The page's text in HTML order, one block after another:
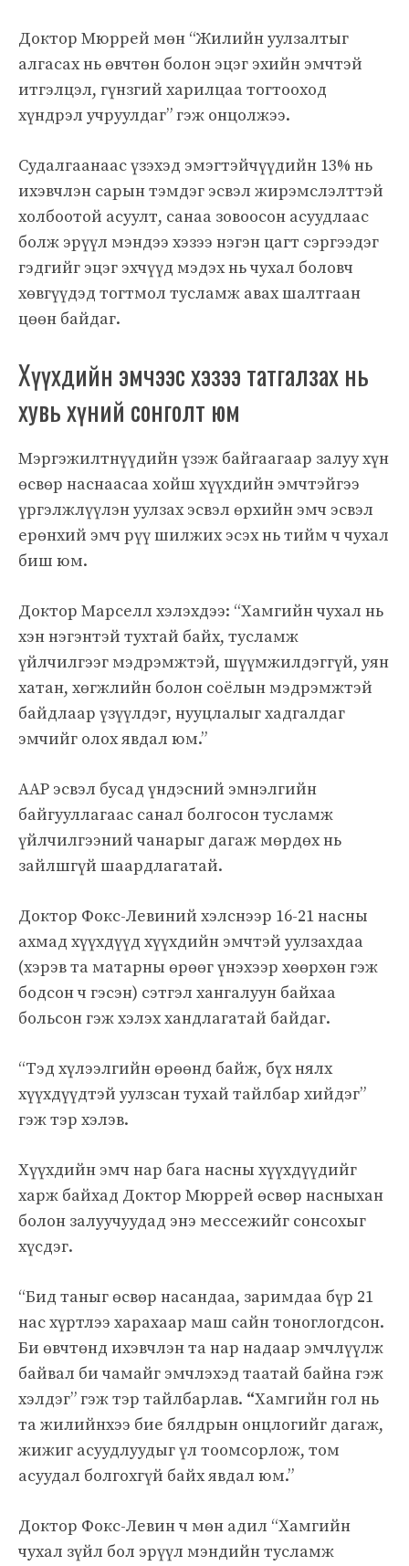
Доктор Мюррей мөн “Жилийн уулзалтыг
алгасах нь өвчтөн болон эцэг эхийн эмчтэй
итгэлцэл, гүнзгий харилцаа тогтооход
хүндрэл учруулдаг” гэж онцолжээ.
Судалгаанаас үзэхэд эмэгтэйчүүдийн 13% нь
ихэвчлэн сарын тэмдэг эсвэл жирэмслэлттэй
холбоотой асуулт, санаа зовоосон асуудлаас
болж эрүүл мэндээ хэзээ нэгэн цагт сэргээдэг
гэдгийг эцэг эхчүүд мэдэх нь чухал боловч
хөвгүүдэд тогтмол тусламж авах шалтгаан
цөөн байдаг.
Хүүхдийн эмчээс хэзээ татгалзах нь
хувь хүний ​​сонголт юм
Мэргэжилтнүүдийн үзэж байгаагаар залуу хүн
өсвөр наснаасаа хойш хүүхдийн эмчтэйгээ
үргэлжлүүлэн уулзах эсвэл өрхийн эмч эсвэл
ерөнхий эмч рүү шилжих эсэх нь тийм ч чухал
биш юм.
Доктор Марселл хэлэхдээ: “Хамгийн чухал нь
хэн нэгэнтэй тухтай байх, тусламж
үйлчилгээг мэдрэмжтэй, шүүмжилдэггүй, уян
хатан, хөгжлийн болон соёлын мэдрэмжтэй
байдлаар үзүүлдэг, нууцлалыг хадгалдаг
эмчийг олох явдал юм.”
AAP эсвэл бусад үндэсний эмнэлгийн
байгууллагаас санал болгосон тусламж
үйлчилгээний чанарыг дагаж мөрдөх нь
зайлшгүй шаардлагатай.
Доктор Фокс-Левиний хэлснээр 16-21 насны
ахмад хүүхдүүд хүүхдийн эмчтэй уулзахдаа
(хэрэв та матарны өрөөг үнэхээр хөөрхөн гэж
бодсон ч гэсэн) сэтгэл хангалуун байхаа
больсон гэж хэлэх хандлагатай байдаг.
“Тэд хүлээлгийн өрөөнд байж, бүх нялх
хүүхдүүдтэй уулзсан тухай тайлбар хийдэг”
гэж тэр хэлэв.
Хүүхдийн эмч нар бага насны хүүхдүүдийг
харж байхад Доктор Мюррей өсвөр насныхан
болон залуучуудад энэ мессежийг сонсохыг
хүсдэг.
“Бид таныг өсвөр насандаа, заримдаа бүр 21
нас хүртлээ харахаар маш сайн тоноглогдсон.
Би өвчтөнд ихэвчлэн та нар надаар эмчлүүлж
байвал би чамайг эмчлэхэд таатай байна гэж
хэлдэг” гэж тэр тайлбарлав. “Хамгийн гол нь
та жилийнхээ бие бялдрын онцлогийг дагаж,
жижиг асуудлуудыг үл тоомсорлож, том
асуудал болгохгүй байх явдал юм.”
Доктор Фокс-Левин ч мөн адил “Хамгийн
чухал зүйл бол эрүүл мэндийн тусламж